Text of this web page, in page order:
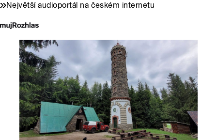
Největší audioportál na českém internetu